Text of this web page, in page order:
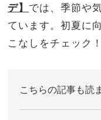
デ】 では、 季節や
ています。初夏に
こなしをチェック！
こちらの記事も読